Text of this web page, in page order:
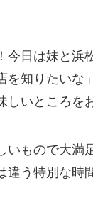
今日は妹と浜
を知りたい
しいところを
いもので大満
違う特別な時